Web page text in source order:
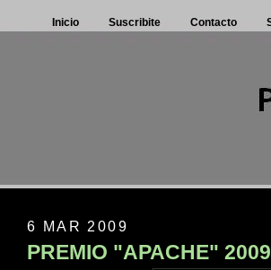
Inicio Suscribite Contacto
6 MAR 2009
PREMIO "APACHE" 2009